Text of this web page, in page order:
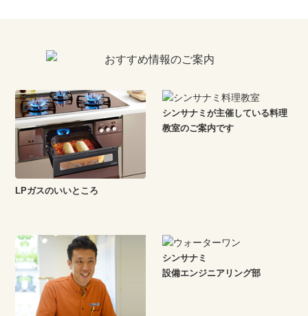
LPガスのいいところ
シンサナミが主催している料理
教室のご案内です
シンサナミ
設備エンジニアリング部